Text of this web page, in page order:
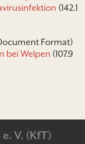
(142.1
bei Welpen (107.9
V. (KfT)